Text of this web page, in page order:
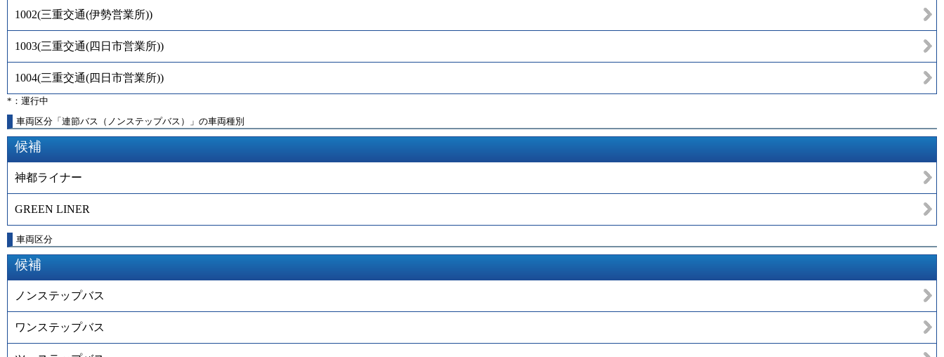
1002(三重交通(伊勢営業所))
1003(三重交通(四日市営業所))
1004(三重交通(四日市営業所))
*：運行中
車両区分「連節バス（ノンステップバス）」の車両種別
候補
神都ライナー
GREEN LINER
車両区分
候補
ノンステップバス
ワンステップバス